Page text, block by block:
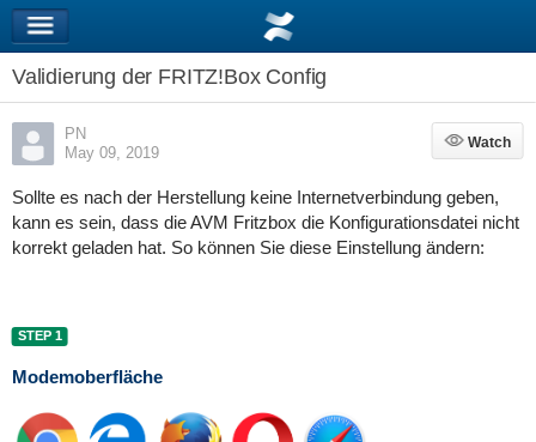
Validierung der FRITZ!Box Config
PN
May 09, 2019
Watch
Watch
Sollte es nach der Herstellung keine Internetverbindung geben,
kann es sein, dass die AVM Fritzbox die Konfigurationsdatei nicht
korrekt geladen hat. So können Sie diese Einstellung ändern:
STEP 1
Modemoberfläche